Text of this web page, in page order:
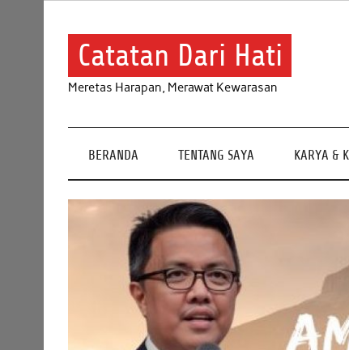
Catatan Dari Hati
Meretas Harapan, Merawat Kewarasan
BERANDA TENTANG SAYA KARYA &